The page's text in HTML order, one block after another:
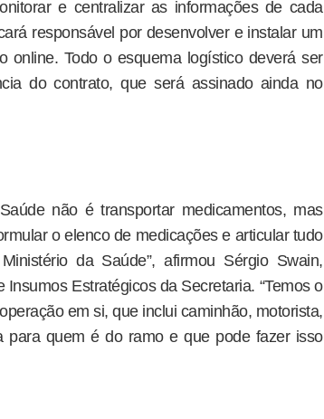
e centralizar as informações de cada
responsável por desenvolver e instalar um
online. Todo o esquema logístico deverá ser
do contrato, que será assinado ainda no
não é transportar medicamentos, mas
o elenco de medicações e articular tudo
da Saúde”, afirmou Sérgio Swain,
Estratégicos da Secretaria. “Temos o
em si, que inclui caminhão, motorista,
para quem é do ramo e que pode fazer isso